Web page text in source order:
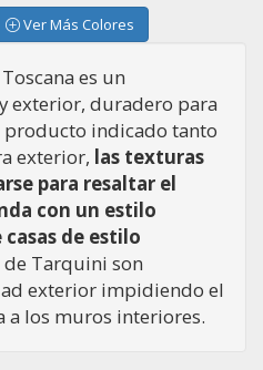
Ver Más Colores
es un
exterior, duradero para
producto indicado tanto
exterior, las texturas
para resaltar el
con un estilo
de estilo
de Tarquini son
exterior impidiendo el
a los muros interiores.